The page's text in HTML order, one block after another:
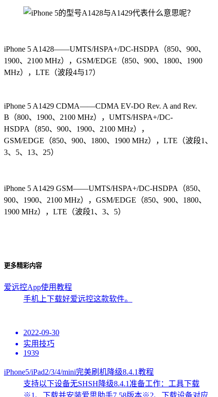
iPhone 5 A1428——UMTS/HSPA+/DC-HSDPA（850、900、
1900、2100 MHz），GSM/EDGE（850、900、1800、1900
MHz），LTE（波段4与17）
iPhone 5 A1429 CDMA——CDMA EV-DO Rev. A and Rev.
B（800、1900、2100 MHz），UMTS/HSPA+/DC-
HSDPA（850、900、1900、2100 MHz），
GSM/EDGE（850、900、1800、1900 MHz），LTE（波段1、
3、5、13、25）
iPhone 5 A1429 GSM——UMTS/HSPA+/DC-HSDPA（850、
900、1900、2100 MHz），GSM/EDGE（850、900、1800、
1900 MHz），LTE（波段1、3、5）
更多精彩内容
爱远控App使用教程
手机上下载好爱远控这款软件。
2022-09-30
实用技巧
1939
iPhone5/iPad2/3/4/mini完美刷机降级8.4.1教程
支持以下设备无SHSH降级8.4.1准备工作：工具下载
※1、下载并安装爱思助手7.58版本※2、下载设备对应